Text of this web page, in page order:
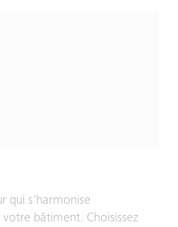
qui s'harmonise
bâtiment. Choisissez